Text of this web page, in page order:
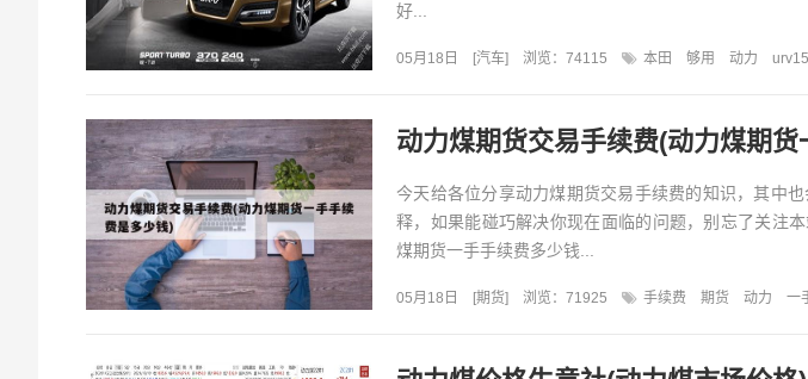
好...
05月18日 [汽车] 浏览：74115 本田 够用 动力
动力煤期货交易手续费(动力煤期
今天给各位分享动力煤期货交易手续费的知识，其中
释，如果能碰巧解决你现在面临的问题，别忘了关注
煤期货一手手续费多少钱...
05月18日 [期货] 浏览：71925 手续费 期货 动力 一